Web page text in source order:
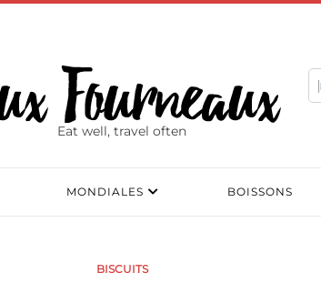
Eat well, travel often
MONDIALES BOISSONS
BISCUITS